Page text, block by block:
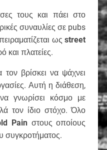
τους και πάει στο
συναυλίες σε pubs
ωςstreet
και πλατείες.
βρίσκει να ψάχνει
Αυτή η διάθεση,
γνωρίσει κόσμο με
τον ίδιο στόχο. Όλο
Painστους οποίους
συγκροτήματος.